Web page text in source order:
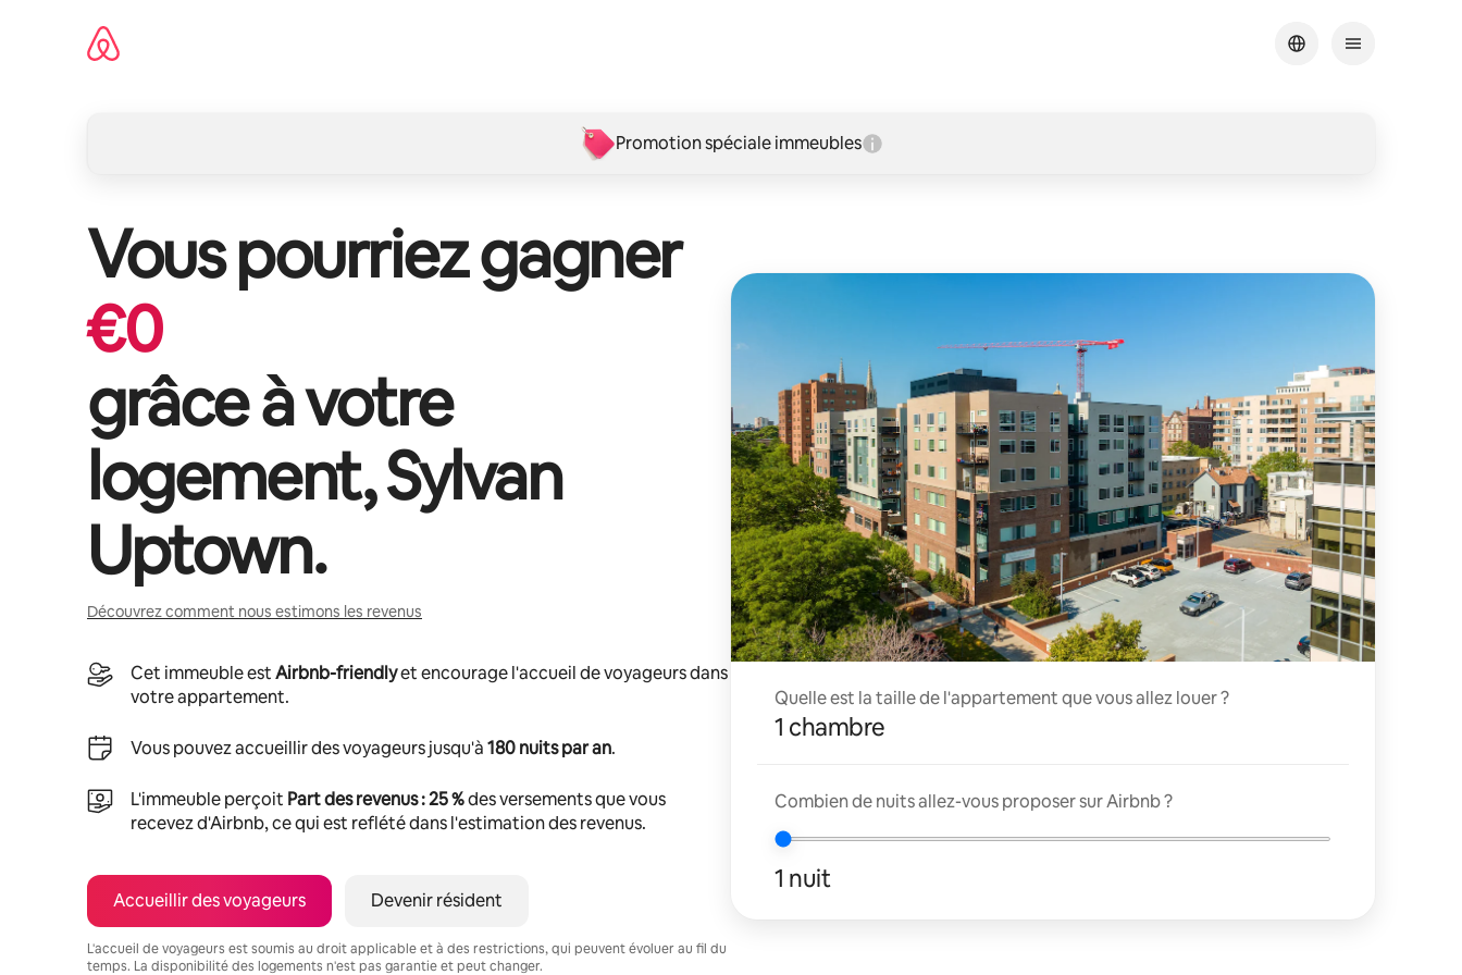
Promotion spéciale immeubles
Vous pourriez gagner
€0
grâce à votre
logement,Sylvan
Uptown.
Découvrez comment nous estimons les revenus
Cet immeuble estAirbnb-friendlyet encourage l'accueil de voyageurs dans
votre appartement.
Vous pouvez accueillir des voyageurs jusqu'à180 nuits par an.
L'immeuble perçoit Part des revenus : 25 %des versements que vous
recevez d'Airbnb, ce qui est reflété dans l'estimation des revenus.
Accueillir des voyageurs Devenir résident
L'accueil de voyageurs est soumis au droit applicable et à des restrictions, qui peuvent évoluer au fil du
temps. La disponibilité des logements n'est pas garantie et peut changer.
Quelle est la taille de l'appartement que vous allez louer ?
1 chambre
Combien de nuits allez-vous proposer sur Airbnb ?
1 nuit